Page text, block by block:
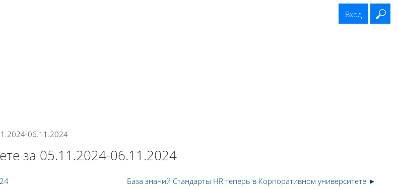
Вход
06.11.2024
за 05.11.2024-06.11.2024
База знаний Стандарты HR теперь в Корпоративном университете ►